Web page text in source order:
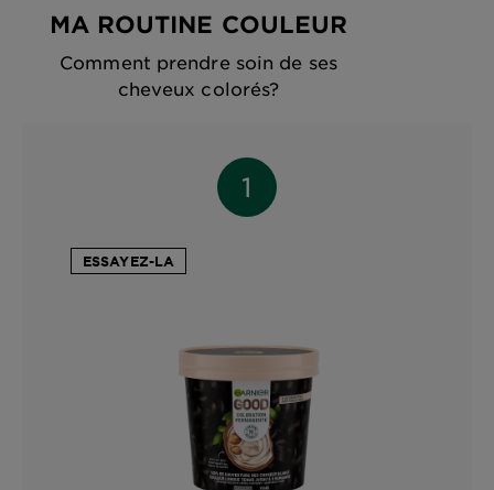
MA ROUTINE COULEUR
Comment prendre soin de ses
cheveux colorés?
ESSAYEZ-LA